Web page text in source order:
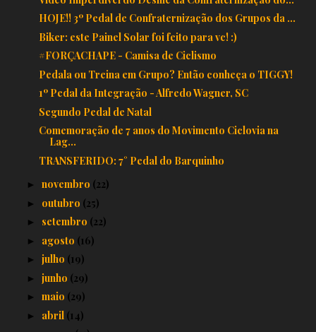
HOJE!! 3º Pedal de Confraternização dos Grupos da ...
Biker: este Painel Solar foi feito para vc! :)
#FORÇACHAPE - Camisa de Ciclismo
Pedala ou Treina em Grupo? Então conheça o TIGGY!
1º Pedal da Integração - Alfredo Wagner, SC
Segundo Pedal de Natal
Comemoração de 7 anos do Movimento Ciclovia na
Lag...
TRANSFERIDO: 7° Pedal do Barquinho
► novembro (22)
► outubro (25)
► setembro (22)
► agosto (16)
► julho (19)
► junho (29)
► maio (29)
► abril (14)